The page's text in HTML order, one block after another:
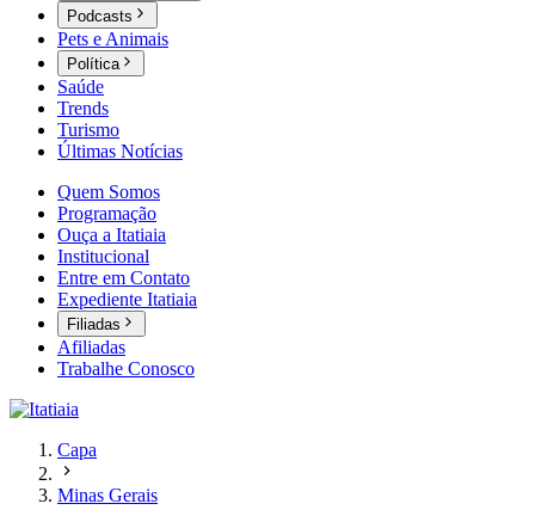
Podcasts
Pets e Animais
Política
Saúde
Trends
Turismo
Últimas Notícias
Quem Somos
Programação
Ouça a Itatiaia
Institucional
Entre em Contato
Expediente Itatiaia
Filiadas
Afiliadas
Trabalhe Conosco
Capa
Minas Gerais